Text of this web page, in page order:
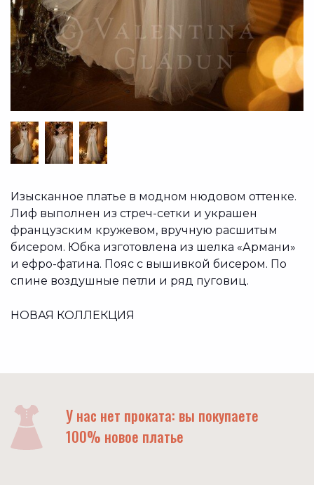
Изысканное платье в модном нюдовом оттенке.
Лиф выполнен из стреч-сетки и украшен
французским кружевом, вручную расшитым
бисером. Юбка изготовлена из шелка «Армани»
и ефро-фатина. Пояс с вышивкой бисером. По
спине воздушные петли и ряд пуговиц.
НОВАЯ КОЛЛЕКЦИЯ
У нас нет проката: вы покупаете
100% новое платье